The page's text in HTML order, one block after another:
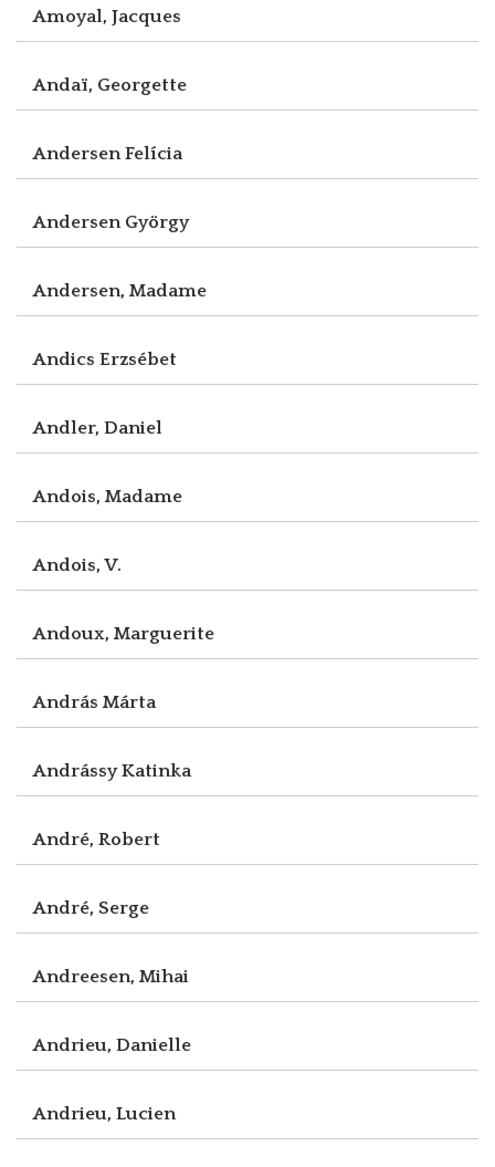
Amoyal, Jacques
Andaï, Georgette
Andersen Felícia
Andersen György
Andersen, Madame
Andics Erzsébet
Andler, Daniel
Andois, Madame
Andois, V.
Andoux, Marguerite
András Márta
Andrássy Katinka
André, Robert
André, Serge
Andreesen, Mihai
Andrieu, Danielle
Andrieu, Lucien